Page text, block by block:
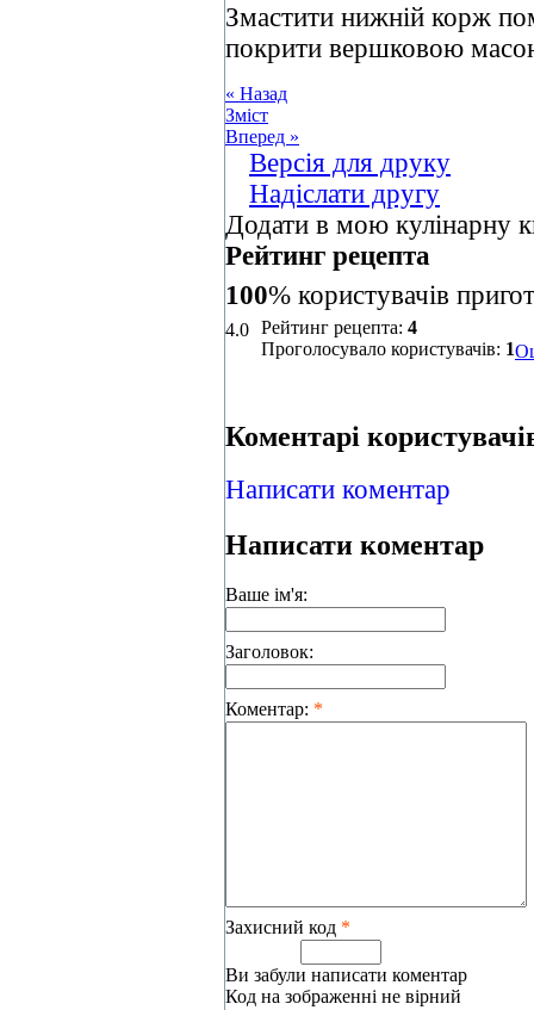
Змастити нижній корж
покрити вершковою
« Назад
Зміст
Вперед »
Версія для друку
Надіслати другу
Додати в мою кулінарну
Рейтинг рецепта
100% користувачів
4.0 Рейтинг рецепта: 4
Проголосувало користувачів: 1
Коментарі
Написати коментар
Написати коментар
Ваше ім'я:
Заголовок:
Коментар: *
Захисний код *
Ви забули написати коментар
Код на зображенні не вірний